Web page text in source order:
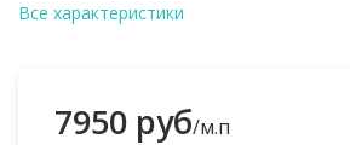
Все характеристики
7950 руб/м.п